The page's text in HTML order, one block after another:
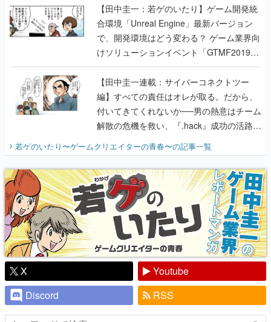
【田中圭一：若ゲのいたり】ゲーム開発統
合環境「Unreal Engine」最新バージョン
で、開発環境はどう変わる？ ゲーム業界向
けソリューションイベント「GTMF2019」
に行って、より理解を深めよう【PR】
【田中圭一連載：サイバーコネクトツー
編】すべての責任はオレが取る。だから、
付いてきてくれないか──男の熱意はチーム
解散の危機を救い、『.hack』成功の活路を
『少年ジャンプ』色だった【若ゲのいた
り】
若ゲのいたり〜ゲームクリエイターの青春〜の記事一覧
X
Youtube
Discord
RSS